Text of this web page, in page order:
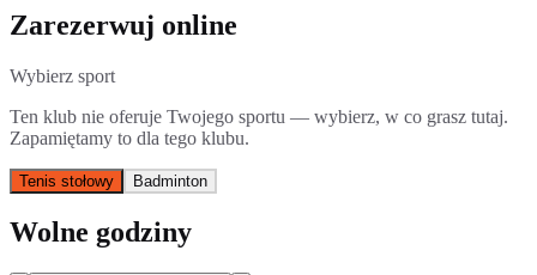
Zarezerwuj online
Wybierz sport
Ten klub nie oferuje Twojego sportu — wybierz, w co grasz tutaj.
Zapamiętamy to dla tego klubu.
Tenis stołowy Badminton
Wolne godziny